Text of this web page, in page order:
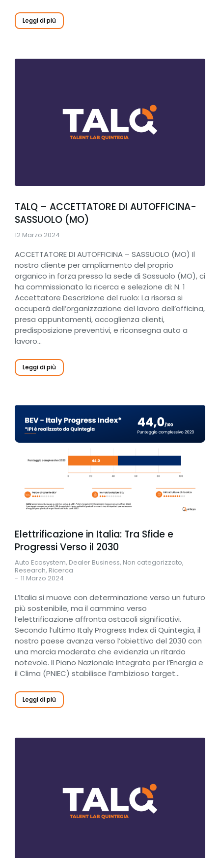
Leggi di più
TALQ – ACCETTATORE DI AUTOFFICINA-
SASSUOLO (MO)
12 Marzo 2024
ACCETTATORE DI AUTOFFICINA – SASSUOLO (MO) Il
nostro cliente per ampliamento del proprio
organico in forza presso la sede di Sassuolo (MO), ci
ha commissionato la ricerca e selezione di: N. 1
Accettatore Descrizione del ruolo: La risorsa si
occuperà dell’organizzazione del lavoro dell’officina,
presa appuntamenti, accoglienza clienti,
predisposizione preventivi, e riconsegna auto a
lavoro…
Leggi di più
Elettrificazione in Italia: Tra Sfide e
Progressi Verso il 2030
Auto Ecosystem, Dealer Business, Non categorizzato,
Research, Ricerca
11 Marzo 2024
L’Italia si muove con determinazione verso un futuro
più sostenibile, ma il cammino verso
l’elettrificazione affronta ostacoli significativi.
Secondo l’ultimo Italy Progress Index di Quintegia, il
nostro paese avanza verso l’obiettivo del 2030 con
una marcia moderata che evidenzia un ritardo
notevole. Il Piano Nazionale Integrato per l’Energia e
il Clima (PNIEC) stabilisce l’ambizioso target…
Leggi di più